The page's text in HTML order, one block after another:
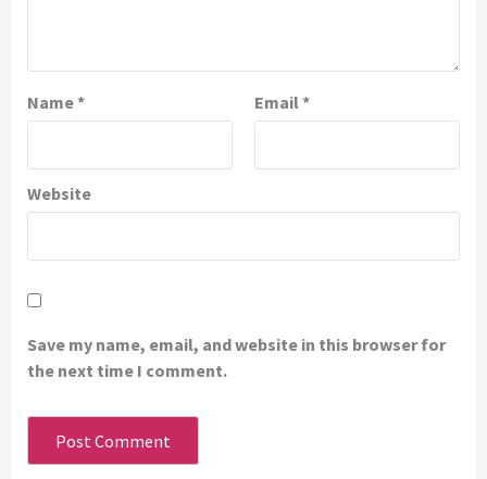
Name* Email*
Website
Save my name, email, and website in this browser for
the next time I comment.